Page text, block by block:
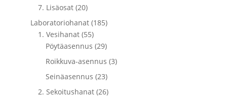
7. Lisäosat (20)
Laboratoriohanat (185)
1. Vesihanat (55)
Pöytäasennus (29)
Roikkuva-asennus (3)
Seinäasennus (23)
2. Sekoitushanat (26)